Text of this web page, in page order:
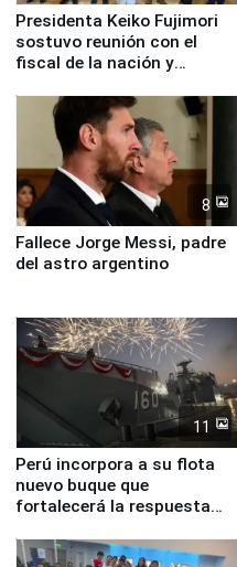
Presidenta Keiko Fujimori
sostuvo reunión con el
fiscal de la nación y
8
Fallece Jorge Messi, padre
del astro argentino
11
Perú incorpora a su flota
nuevo buque que
fortalecerá la respuesta